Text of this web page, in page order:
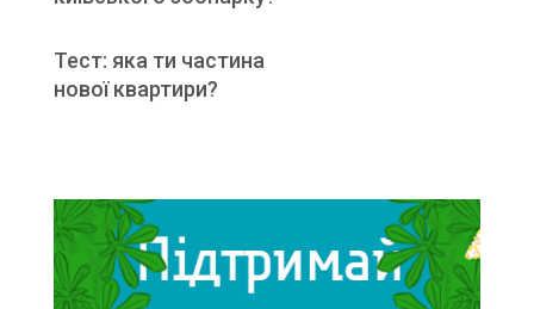
Тест: яка ти частина
нової квартири?